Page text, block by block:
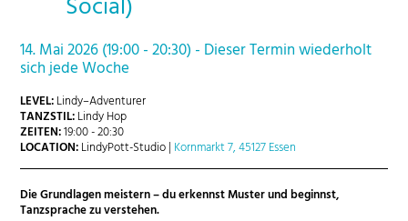
Social)
14. Mai 2026 (19:00 - 20:30) - Dieser Termin wiederholt
sich jede Woche
LEVEL:Lindy–Adventurer
TANZSTIL:Lindy Hop
ZEITEN:19:00 - 20:30
LOCATION:LindyPott-Studio | Kornmarkt 7, 45127 Essen
Die Grundlagen meistern – du erkennst Muster und beginnst,
Tanzsprache zu verstehen.